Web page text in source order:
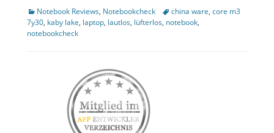
Kategorien
Notebook Reviews, Notebookcheck Tagschina ware, core m3
7y30, kaby lake, laptop, lautlos, lüfterlos, notebook,
notebookcheck